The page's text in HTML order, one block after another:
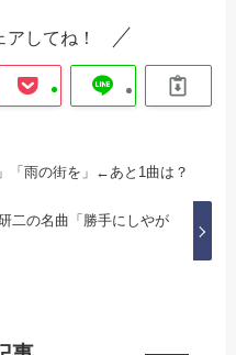
してね！
「雨の街を」←あと1曲は？
二の名曲「勝手にしやが